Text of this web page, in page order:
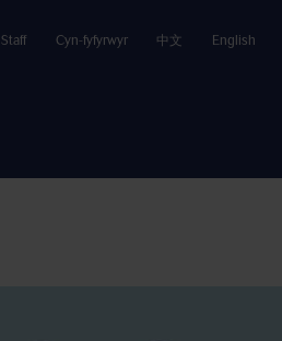
Staff Cyn-fyfyrwyr 中文 English